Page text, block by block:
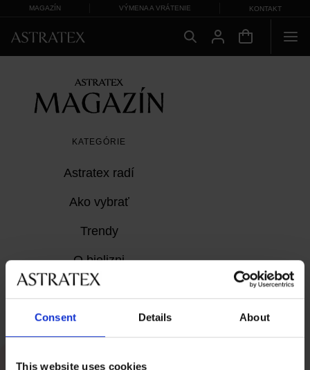
Consent Details About
This website uses cookies
MAGAZÍN VÝMENA A VRÁTENIE KONTAKT
KATEGÓRIE
Astratex radí
Ako vybrať
Trendy
O bielizni
Z Astratexu
Skúšobná kabínka